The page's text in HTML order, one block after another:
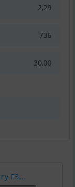
2,29
736
30,00
F3,..